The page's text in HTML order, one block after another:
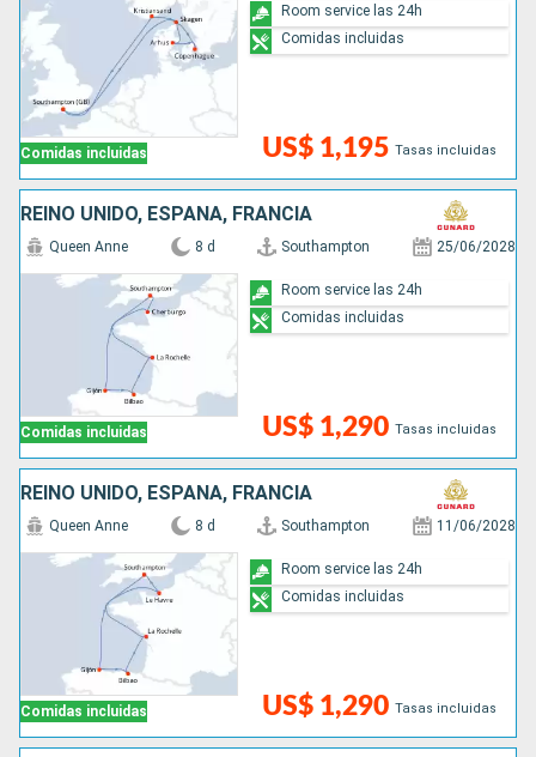
Comidas incluidas US$ 1,195 Tasas incluidas
Room service las 24h
Comidas incluidas
REINO UNIDO, ESPAÑA, FRANCIA
Comidas incluidas
Queen Anne 8 d Southampton 25/06/2028
US$ 1,290 Tasas incluidas
Room service las 24h
Comidas incluidas
REINO UNIDO, ESPAÑA, FRANCIA
Comidas incluidas
Queen Anne 8 d Southampton 11/06/2028
US$ 1,290 Tasas incluidas
Room service las 24h
Comidas incluidas